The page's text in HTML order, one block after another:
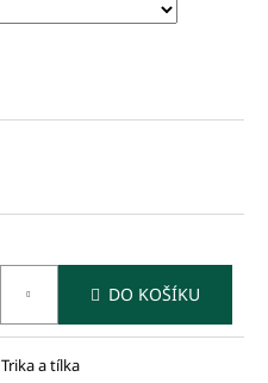
DO KOŠÍKU
Trika a tílka